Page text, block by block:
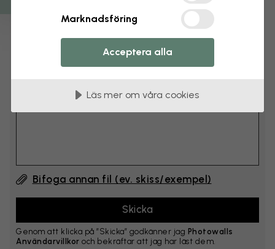
Lägg till kommentar
Kommentar #1
Bifoga annan fil (ev. skiss/exempel)
Genom att klicka på ”Skicka” godkänner jag Photowalls
Användarvillkor och bekräftar att jag har läst dem.
Marknadsföring
Acceptera alla
Läs mer om våra cookies